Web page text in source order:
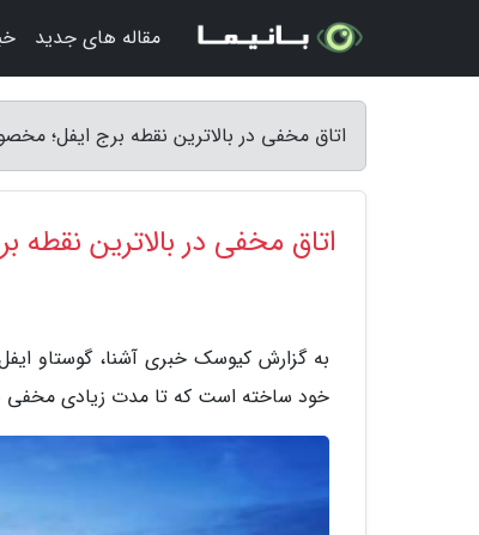
اتاق مخفی در بالاترین نقطه برج ایفل؛
اتاق مخفی در بالاترین
به گزارش کیوسک خبری آشنا، گوستاو
خود ساخته است که تا مدت زیادی مخفی
مقاله های جدید